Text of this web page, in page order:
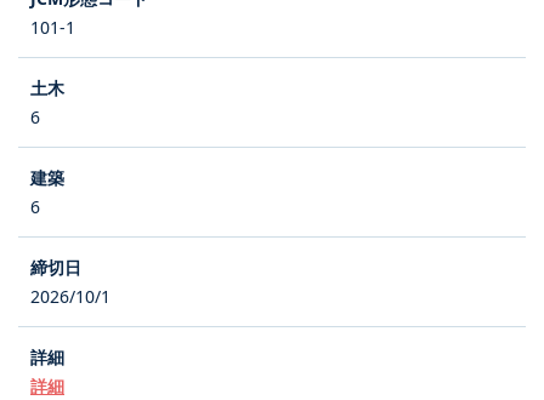
101-1
6
6
2026/10/1
詳細